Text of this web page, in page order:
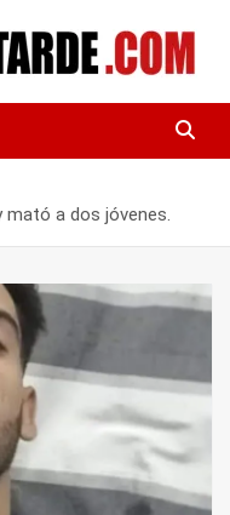
mató a dos jóvenes.